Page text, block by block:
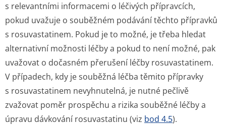
s relevantními informacemi o léčivých přípravcích,
pokud uvažuje o souběžném podávání těchto přípravků
s rosuvastatinem. Pokud je to možné, je třeba hledat
alternativní možnosti léčby a pokud to není možné, pak
uvažovat o dočasném přerušení léčby rosuvastatinem.
V případech, kdy je souběžná léčba těmito přípravky
s rosuvastatinem nevyhnutelná, je nutné pečlivě
zvažovat poměr prospěchu a rizika souběžné léčby a
úpravu dávkování rosuvastatinu (viz bod 4.5).